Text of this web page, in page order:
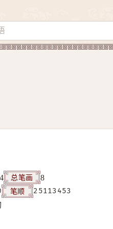
4 总笔画 8
笔顺 25113453